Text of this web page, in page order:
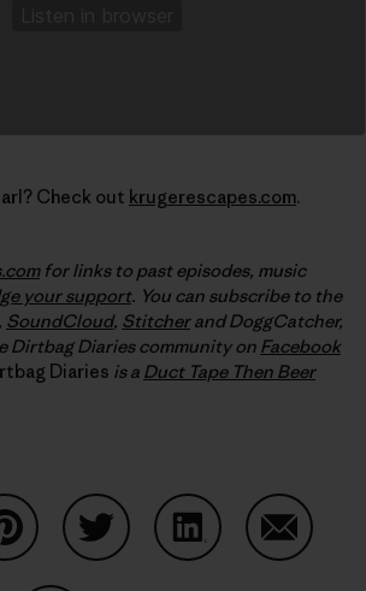
Check out krugerescapes.com.
for links to past episodes, music
your support. You can subscribe to the
SoundCloud, Stitcherand DoggCatcher,
Dirtbag Diaries community on Facebook
Diaries is a Duct Tape Then Beer